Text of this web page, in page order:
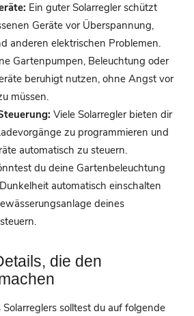
Ein guter Solarregler schützt
Geräte vor Überspannung,
anderen elektrischen Problemen.
Gartenpumpen, Beleuchtung oder
beruhigt nutzen, ohne Angst vor
müssen.
Viele Solarregler bieten dir
zu programmieren und
automatisch zu steuern.
du deine Gartenbeleuchtung
automatisch einschalten
deines
die den
solltest du auf folgende